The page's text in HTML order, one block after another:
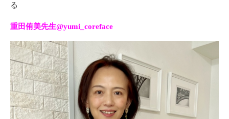
る
重田侑美先生@yumi_coreface